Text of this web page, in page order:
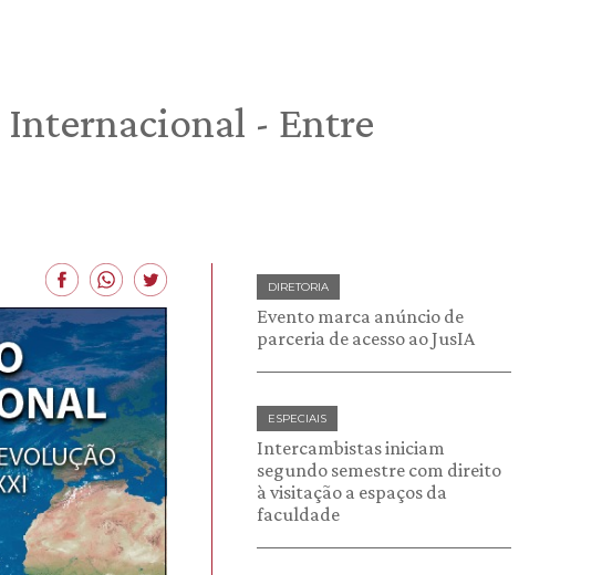
- Entre
DIRETORIA
Evento marca anúncio de
parceria de acesso ao JusIA
ESPECIAIS
Intercambistas iniciam
segundo semestre com direito
à visitação a espaços da
faculdade